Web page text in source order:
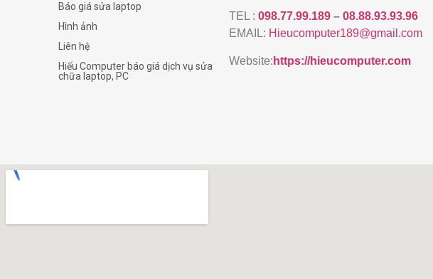
Báo giá sửa laptop
Hình ảnh
Liên hệ
Hiếu Computer báo giá dịch vụ sửa
chữa laptop, PC
TEL : 098.77.99.189 – 08.88.93.93.96
EMAIL: Hieucomputer189@gmail.com
Website: https://hieucomputer.com